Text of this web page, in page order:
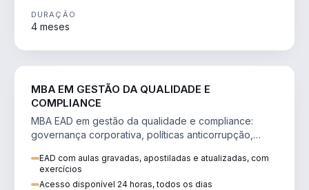
DURAÇÃO
4 meses
MBA EM GESTÃO DA QUALIDADE E
COMPLIANCE
MBA EAD em gestão da qualidade e compliance:
governança corporativa, políticas anticorrupção,
EAD com aulas gravadas, apostiladas e atualizadas, com
exercícios
Acesso disponível 24 horas, todos os dias